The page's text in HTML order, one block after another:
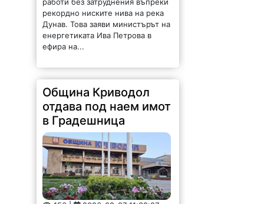
Община Криводол
отдава под наем имот
в Градешница
156 | 2026-08-07 11:32:27
ОБЩИНА КРИВОДОЛ ОБЛАСТ
ВРАЦА 3060 гр. Криводол,
ул.”Освобождение”№ 13, тел.
09117 / 20-45, e-mail:
krivodol@mbox.is-bg.net ОБЯВА
На основание чл. 8, ал. 4,